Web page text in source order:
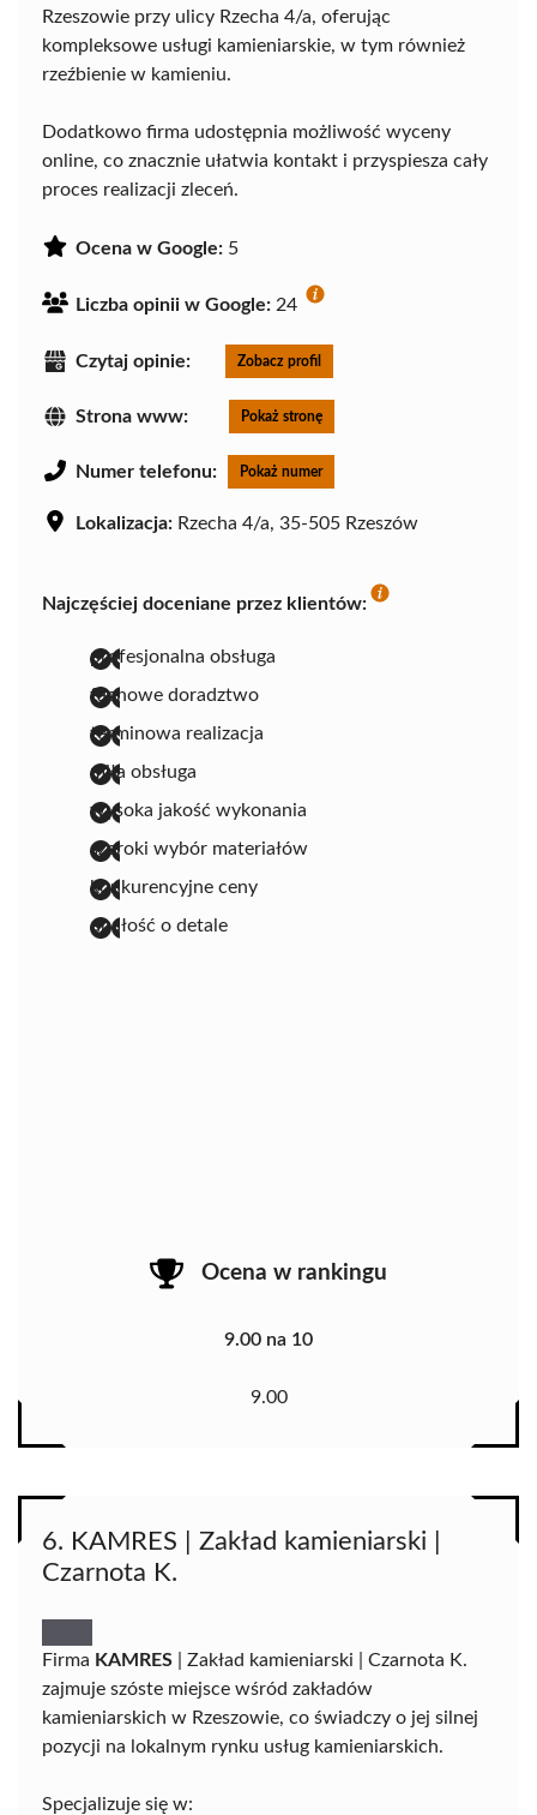
Rzeszowie przy ulicy Rzecha 4/a, oferując
kompleksowe usługi kamieniarskie, w tym również
rzeźbienie w kamieniu.
Dodatkowo firma udostępnia możliwość wyceny
online, co znacznie ułatwia kontakt i przyspiesza cały
proces realizacji zleceń.
Ocena w Google: 5
Liczba opinii w Google: 24
Czytaj opinie: Zobacz profil
Strona www: Pokaż stronę
Numer telefonu: Pokaż numer
Lokalizacja: Rzecha 4/a, 35-505 Rzeszów
Najczęściej doceniane przez klientów:
profesjonalna obsługa
fachowe doradztwo
terminowa realizacja
miła obsługa
wysoka jakość wykonania
szeroki wybór materiałów
konkurencyjne ceny
dbałość o detale
Ocena w rankingu
9.00 na 10
9.00
6. KAMRES | Zakład kamieniarski |
Czarnota K.
Firma KAMRES | Zakład kamieniarski | Czarnota K.
zajmuje szóste miejsce wśród zakładów
kamieniarskich w Rzeszowie, co świadczy o jej silnej
pozycji na lokalnym rynku usług kamieniarskich.
Specjalizuje się w: